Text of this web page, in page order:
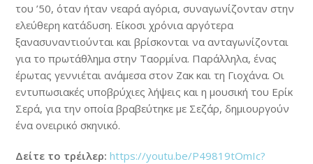
του ’50, όταν ήταν νεαρά αγόρια, συναγωνίζονταν στην
ελεύθερη κατάδυση. Είκοσι χρόνια αργότερα
ξανασυναντιούνται και βρίσκονται να ανταγωνίζονται
για το πρωτάθλημα στην Ταορμίνα. Παράλληλα, ένας
έρωτας γεννιέται ανάμεσα στον Ζακ και τη Γιοχάνα. Οι
εντυπωσιακές υποβρύχιες λήψεις και η μουσική του Ερίκ
Σερά, για την οποία βραβεύτηκε με Σεζάρ, δημιουργούν
ένα ονειρικό σκηνικό.
Δείτε το τρέιλερ: https://youtu.be/P49819tOmIc?